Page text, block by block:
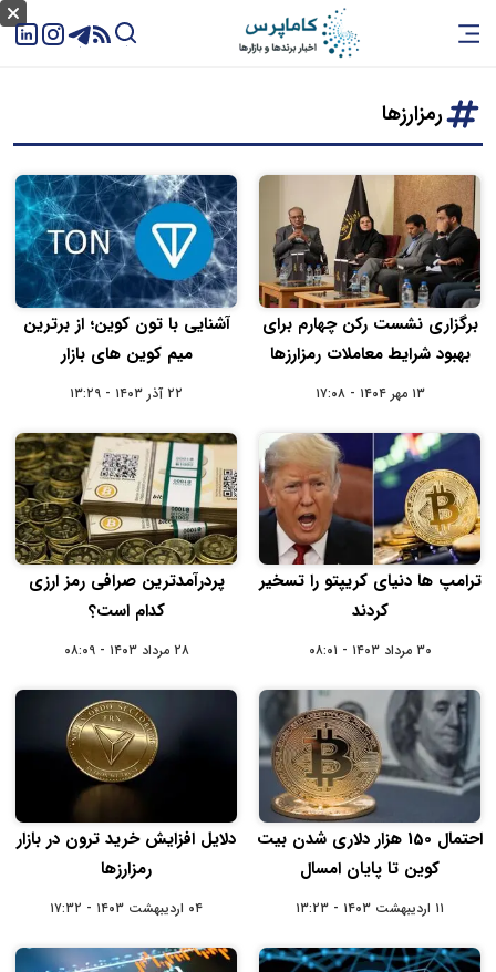
رمزارزها
برگزاری نشست رکن چهارم برای
بهبود شرایط معاملات رمزارزها
۱۳ مهر ۱۴۰۴ - ۱۷:۰۸
آشنایی با تون کوین؛ از برترین
میم کوین‌ های بازار
۲۲ آذر ۱۴۰۳ - ۱۳:۲۹
ترامپ ها دنیای کریپتو را تسخیر
کردند
۳۰ مرداد ۱۴۰۳ - ۰۸:۰۱
پردرآمدترین صرافی رمز ارزی
کدام است؟
۲۸ مرداد ۱۴۰۳ - ۰۸:۰۹
احتمال 150 هزار دلاری شدن بیت
کوین تا پایان امسال
۱۱ اردیبهشت ۱۴۰۳ - ۱۳:۲۳
دلایل افزایش خرید ترون در بازار
رمزارزها
۰۴ اردیبهشت ۱۴۰۳ - ۱۷:۳۲